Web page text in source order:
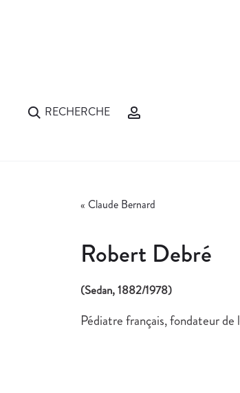
RECHERCHE
« Claude Bernard
Robert Debré
(Sedan, 1882/1978)
Pédiatre français, fondateur